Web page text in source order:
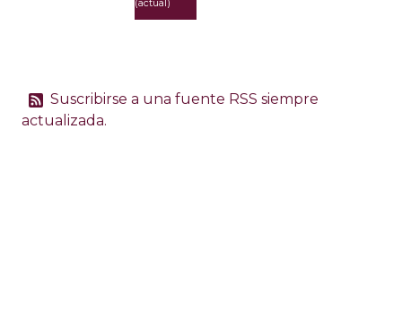
(actual)
Suscribirse a una fuente RSS siempre
actualizada.